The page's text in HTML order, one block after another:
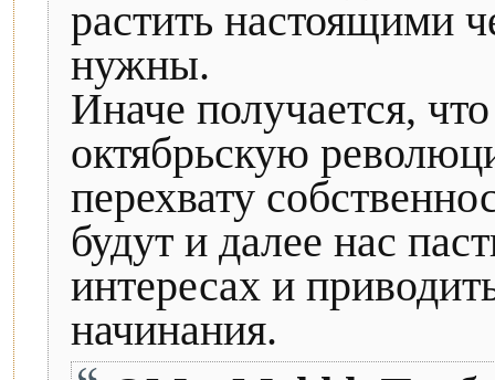
растить настоящими
нужны.
Иначе получается,
октябрьскую
перехвату
будут и далее нас
интересах и
начинания.